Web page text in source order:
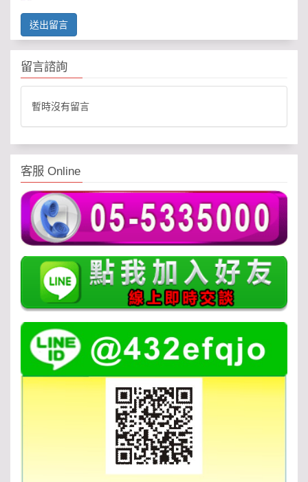
送出留言
留言諮詢
暫時沒有留言
客服 Online